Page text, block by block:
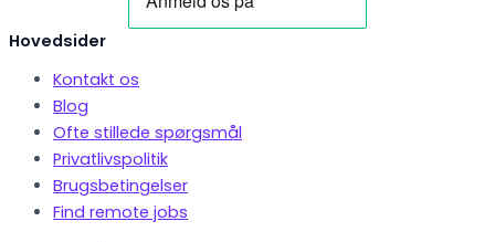
Hovedsider
Kontakt os
Blog
Ofte stillede spørgsmål
Privatlivspolitik
Brugsbetingelser
Find remote jobs